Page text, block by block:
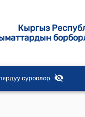
Кыргыз
суроолор